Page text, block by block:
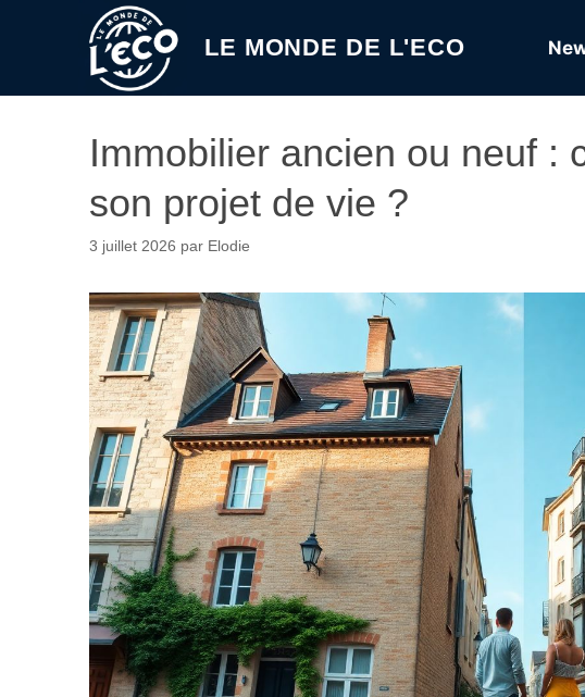
LE MONDE DE L'ECO
Immobilier ancien ou neuf :
son projet de vie ?
3 juillet 2026 par Elodie